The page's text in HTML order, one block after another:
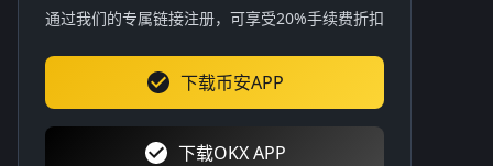
通过我们的专属链接注册，可享受20%手续费折扣
下载币安APP
下载OKX APP